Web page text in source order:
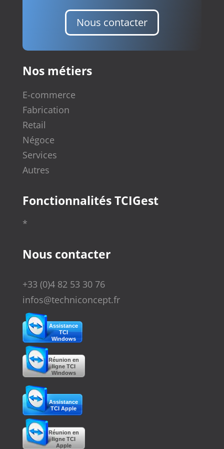
Nous contacter
Nos métiers
E-commerce
Fabrication
Retail
Négoce
Services
Autres
Fonctionnalités TCIGest
*
Nous contacter
+33 (0)4 82 53 30 76
infos@techniconcept.fr
Assistance
TCI
Windows
Réunion en
ligne TCI
Windows
Assistance
TCI Apple
Réunion en
ligne TCI
Apple